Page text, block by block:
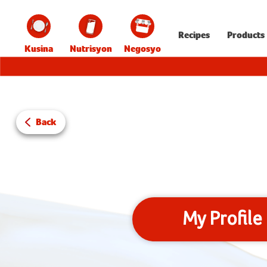
Kusina Nutrisyon Negosyo
Recipes Products
Back
My Profile